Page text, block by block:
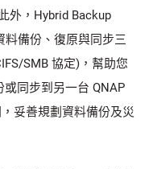
外，Hybrid Backup
料備份、復原與同步三
SMB 協定)，幫助您
或同步到另一台 QNAP
妥善規劃資料備份及災